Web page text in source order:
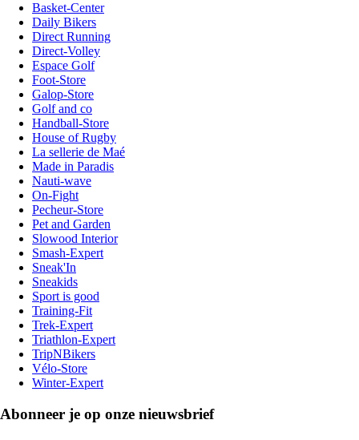
Basket-Center
Daily Bikers
Direct Running
Direct-Volley
Espace Golf
Foot-Store
Galop-Store
Golf and co
Handball-Store
House of Rugby
La sellerie de Maé
Made in Paradis
Nauti-wave
On-Fight
Pecheur-Store
Pet and Garden
Slowood Interior
Smash-Expert
Sneak'In
Sneakids
Sport is good
Training-Fit
Trek-Expert
Triathlon-Expert
TripNBikers
Vélo-Store
Winter-Expert
Abonneer je op onze nieuwsbrief